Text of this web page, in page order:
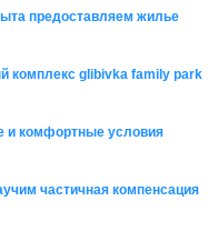
предоставляем жилье
комплекс glibivka family park
и комфортные условия
частичная компенсация